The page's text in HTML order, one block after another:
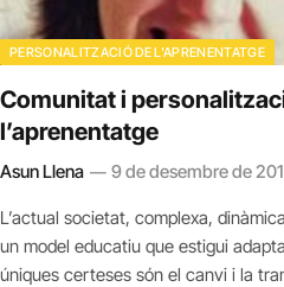
PERSONALITZACIÓ DE L'APRENENTATGE
Comunitat i
l’aprenentatge
Asun Llena 9 de desembre de
L’actual societat, complexa,
un model educatiu que estigui
úniques certeses són el canvi i la